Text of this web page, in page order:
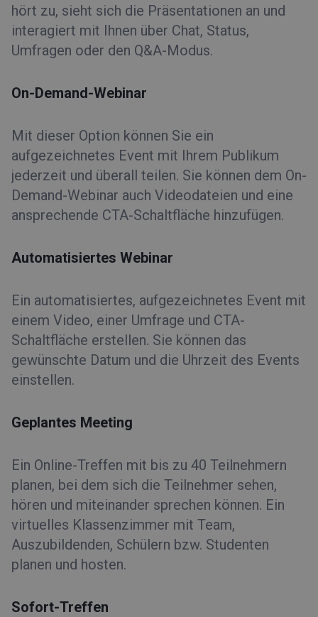
hört zu, sieht sich die Präsentationen an und
interagiert mit Ihnen über Chat, Status,
Umfragen oder den Q&A-Modus.
On-Demand-Webinar
Mit dieser Option können Sie ein
aufgezeichnetes Event mit Ihrem Publikum
jederzeit und überall teilen. Sie können dem On-
Demand-Webinar auch Videodateien und eine
ansprechende CTA-Schaltfläche hinzufügen.
Automatisiertes Webinar
Ein automatisiertes, aufgezeichnetes Event mit
einem Video, einer Umfrage und CTA-
Schaltfläche erstellen. Sie können das
gewünschte Datum und die Uhrzeit des Events
einstellen.
Geplantes Meeting
Ein Online-Treffen mit bis zu 40 Teilnehmern
planen, bei dem sich die Teilnehmer sehen,
hören und miteinander sprechen können. Ein
virtuelles Klassenzimmer mit Team,
Auszubildenden, Schülern bzw. Studenten
planen und hosten.
Sofort-Treffen